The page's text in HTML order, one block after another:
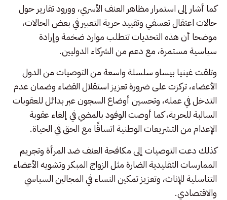
كما أشار إلى استمرار مظاهر العنف الأسري، وورود تقارير حول
حالات اعتقال تعسفي وتقييد حرية التعبير في بعض الحالات،
موضحا أن هذه التحديات تتطلب موارد ضخمة وإرادة
سياسية مستمرة، مع دعم من الشركاء الدوليين.
وتلقت غينيا بيساو سلسلة واسعة من التوصيات من الدول
الأعضاء، تركزت على ضرورة تعزيز استقلال القضاء وضمان عدم
التدخل في عمله، وتحسين أوضاع السجون عبر بدائل للعقوبات
السالبة للحرية، كما أوصت الوفود بالمضي في إلغاء عقوبة
الإعدام من التشريعات الوطنية اتساقًا مع الحق في الحياة.
كذلك دعت التوصيات إلى مكافحة العنف ضد المرأة وتجريم
الممارسات التقليدية الضارة مثل الزواج المبكر وتشويه الأعضاء
التناسلية للإناث، وتعزيز تمكين النساء في المجالين السياسي
والاقتصادي.